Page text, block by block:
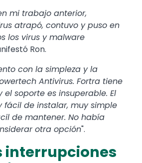
mi trabajo anterior,
atrapó, contuvo y puso en
los virus y malware
Ron.
con la simpleza y la
Antivirus. Fortra tiene
soporte es insuperable. El
fácil de instalar, muy simple
de mantener. No había
otra opción".
interrupciones